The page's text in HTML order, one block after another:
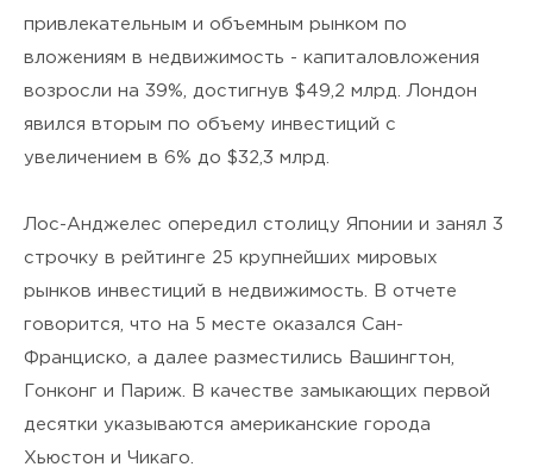
привлекательным и объемным рынком по
вложениям в недвижимость - капиталовложения
возросли на 39%, достигнув $49,2 млрд. Лондон
явился вторым по объему инвестиций с
увеличением в 6% до $32,3 млрд.
Лос-Анджелес опередил столицу Японии и занял 3
строчку в рейтинге 25 крупнейших мировых
рынков инвестиций в недвижимость. В отчете
говорится, что на 5 месте оказался Сан-
Франциско, а далее разместились Вашингтон,
Гонконг и Париж. В качестве замыкающих первой
десятки указываются американские города
Хьюстон и Чикаго.